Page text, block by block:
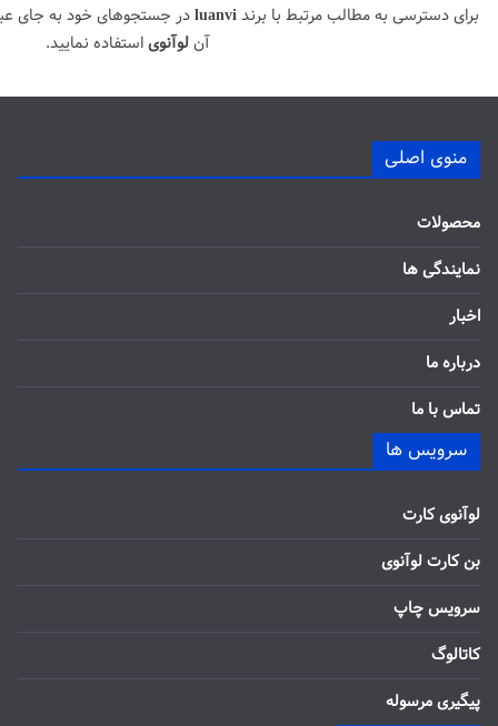
برای دسترسی به مطالب مرتبط با برندluanviدر جستجوهای خود به جای
آن لوآنویاستفاده نمایید.
منوی اصلی
محصولات
نمایندگی ها
اخبار
درباره ما
تماس با ما
سرویس ها
لوآنوی کارت
بن کارت لوآنوی
سرویس چاپ
کاتالوگ
پیگیری مرسوله